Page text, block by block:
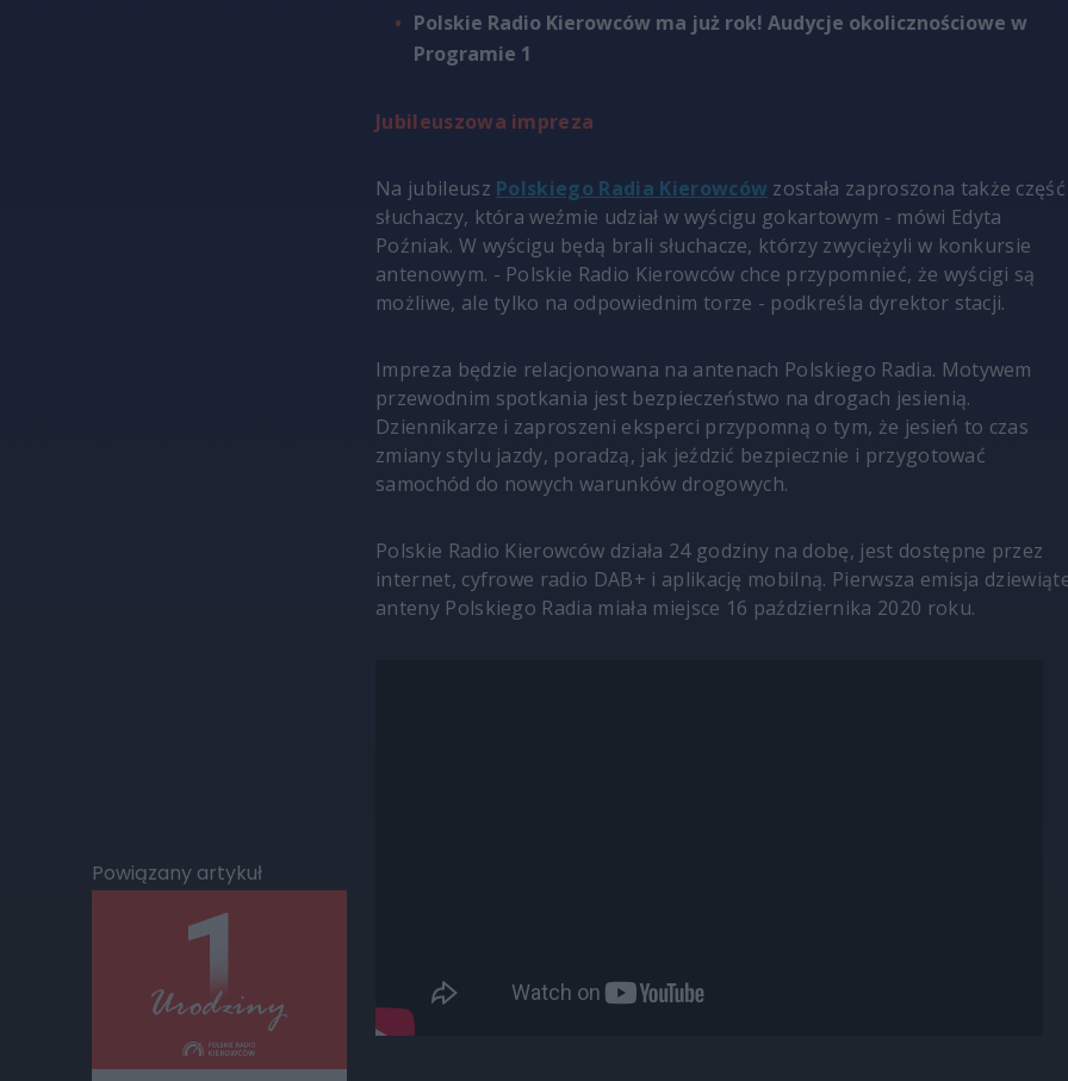
Powiązany artykuł
Polskie Radio Kierowców ma już rok! Audycje okolicznościowe w
Programie 1
Jubileuszowa impreza
Na jubileusz Polskiego Radia Kierowców została zaproszona także część
słuchaczy, która weźmie udział w wyścigu gokartowym - mówi Edyta
Poźniak. W wyścigu będą brali słuchacze, którzy zwyciężyli w konkursie
antenowym. - Polskie Radio Kierowców chce przypomnieć, że wyścigi są
możliwe, ale tylko na odpowiednim torze - podkreśla dyrektor stacji.
Impreza będzie relacjonowana na antenach Polskiego Radia. Motywem
przewodnim spotkania jest bezpieczeństwo na drogach jesienią.
Dziennikarze i zaproszeni eksperci przypomną o tym, że jesień to czas
zmiany stylu jazdy, poradzą, jak jeździć bezpiecznie i przygotować
samochód do nowych warunków drogowych.
Polskie Radio Kierowców działa 24 godziny na dobę, jest dostępne przez
internet, cyfrowe radio DAB+ i aplikację mobilną. Pierwsza emisja
anteny Polskiego Radia miała miejsce 16 października 2020 roku.